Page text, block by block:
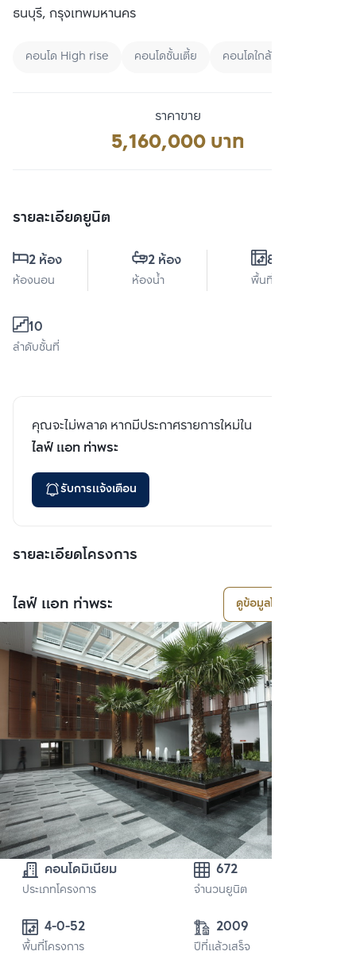
ธนบุรี, กรุงเทพมหานคร
คอนโด High rise คอนโดชั้นเตี้ย คอนโดใกล้มหาลัย
ราคาขาย
5,160,000 บาท
รายละเอียดยูนิต
2 ห้อง
ห้องนอน
2 ห้อง
ห้องน้ำ
84 ตร.ม.
พื้นที่ใช้สอย
10
ลำดับชั้นที่
คุณจะไม่พลาด หากมีประกาศรายการใหม่ใน
ไลฟ์ แอท ท่าพระ
รับการแจ้งเตือน
รายละเอียดโครงการ
ไลฟ์ แอท ท่าพระ ดูข้อมูลโครงการ
คอนโดมิเนียม
ประเภทโครงการ
672
จำนวนยูนิต
พื้นที่โครงการ
2009
ปีที่แล้วเสร็จ